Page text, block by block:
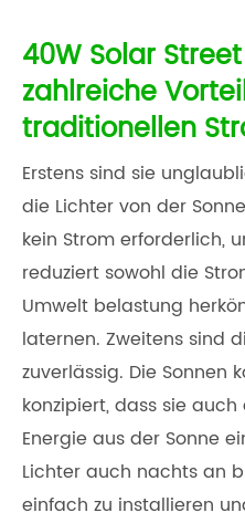
40W Solar
zahlreiche
traditionellen
Erstens sind sie
die Lichter von der
kein Strom erforderlich,
reduziert sowohl die
Umwelt belastung
laternen. Zweitens sind
zuverlässig. Die Sonnen
konzipiert, dass sie
Energie aus der Sonne
Lichter auch nachts an
einfach zu installieren